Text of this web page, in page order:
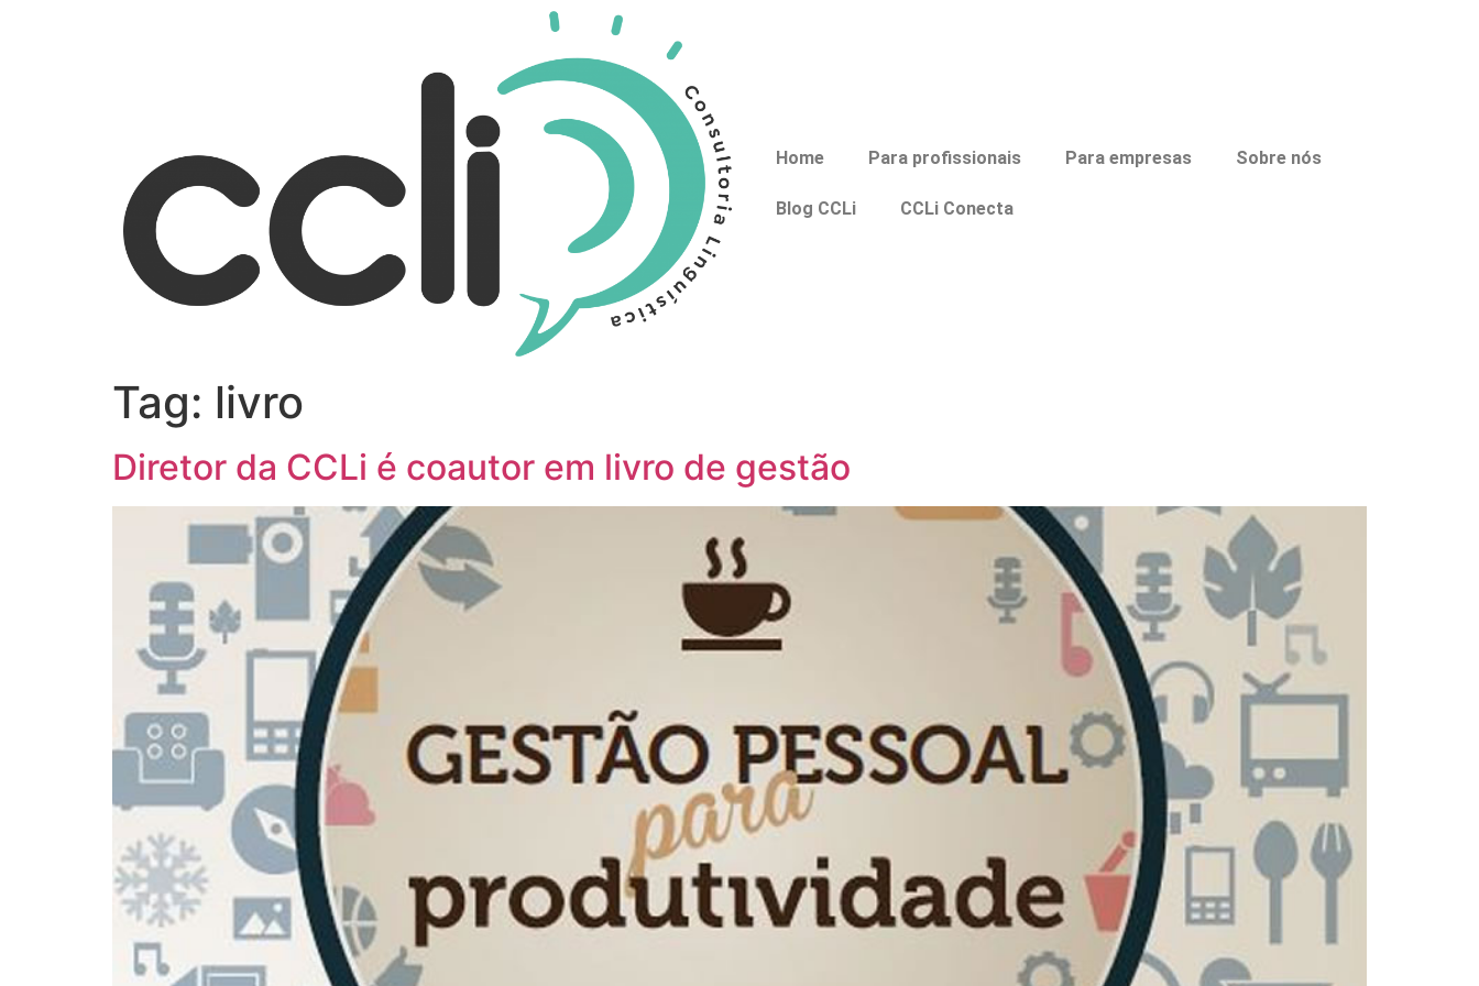
Home Para profissionais Para empresas Sobre nós
Blog CCLi CCLi Conecta
Tag: livro
Diretor da CCLi é coautor em livro de gestão